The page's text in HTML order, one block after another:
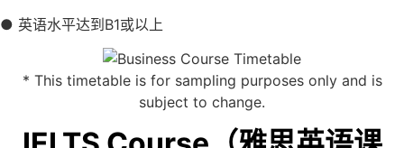
● 英语水平达到B1或以上
* This timetable is for sampling purposes only and is
subject to change.